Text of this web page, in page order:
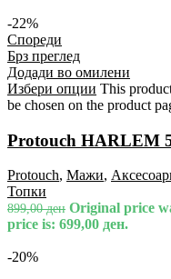
-22%
Спореди
Брз преглед
Додади во омилени
Избери опции This
be chosen on the product
Protouch HARLEM
Protouch, Мажи,
Топки
899,00ден Original price
price is: 699,00 ден.
-20%